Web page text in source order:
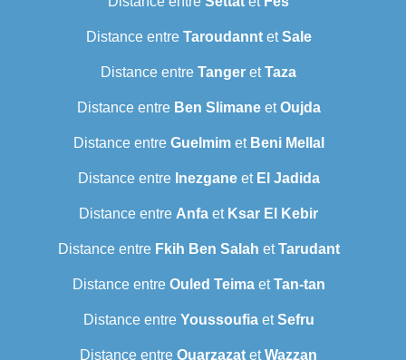
Distance entre TaroudanntetSale
Distance entre Tanger etTaza
Distance entre Ben SlimaneetOujda
Distance entre Guelmimet Beni Mellal
Distance entre Inezganeet El Jadida
Distance entre Anfa et Ksar El Kebir
Distance entre Fkih Ben Salah etTarudant
Distance entre Ouled TeimaetTan-tan
Distance entre YoussoufiaetSefru
Distance entre Ouarzazat etWazzan